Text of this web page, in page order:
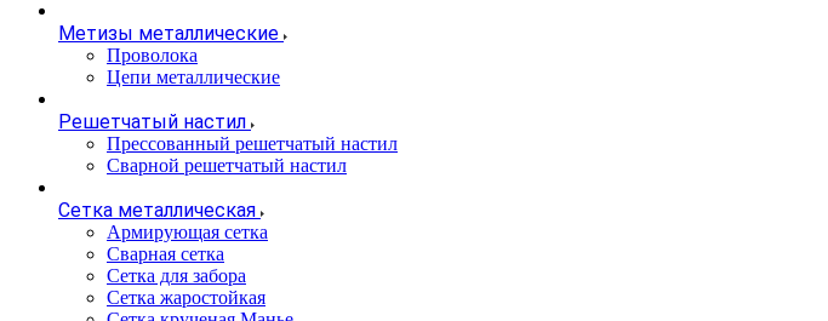
Метизы металлические
Проволока
Цепи металлические
Решетчатый настил
Прессованный решетчатый настил
Сварной решетчатый настил
Сетка металлическая
Армирующая сетка
Сварная сетка
Сетка для забора
Сетка жаростойкая